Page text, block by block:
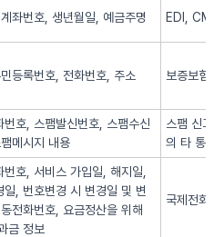
좌번호, 생년월일, 예금주명 EDI, CMS
등록번호, 전화번호, 주소 보증보험
번호, 스팸발신번호, 스팸수신
메시지 내용
스팸 신고
의 타 통신
번호, 서비스 가입일, 해지일,
일, 번호변경 시 변경일 및 변
전화번호, 요금정산을 위해
금 정보
국제전화